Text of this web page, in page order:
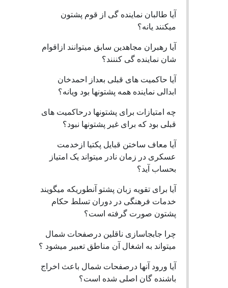
آیا طالبان نماینده گی از قوم پشتون
میکنند یانه؟
آیا رهبران مجاهدین سابق میتوانند ازاقوام
شان نماینده گی کننند؟
آیا حاکمیت های قبلی بعداز احمدخان
ابدالی نماینده همه پشتونها بود ویانه؟
چه امتیازات برای پشتونها درحاکمیت های
قبلی بود که برای غیر پشتونها نبود؟
آیا معاف ساختن قبایل پکتیا ازخدمت
عسکری در زمان نادر میتواند یک امتیاز
بحساب آید؟
آیا برای تقویه زبان پشتو آنطوریکه میگویند
خدمات فرهنگی در دوران تسلط حکام
پشتون صورت گرفته است؟
چرا جابجاسازی ناقلین درصفحات شمال
میتواند به اشغال آن مناطق تعبیر میشود ؟
آیا ورود آنها درصفحات شمال باعث اخراج
باشنده گان اصلی شده است؟